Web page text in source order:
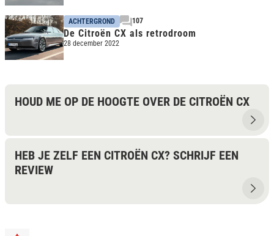
ACHTERGROND 107
De Citroën CX als retrodroom
28 december 2022
HOUD ME OP DE HOOGTE OVER DE CITROËN CX
HEB JE ZELF EEN CITROËN CX? SCHRIJF EEN
REVIEW